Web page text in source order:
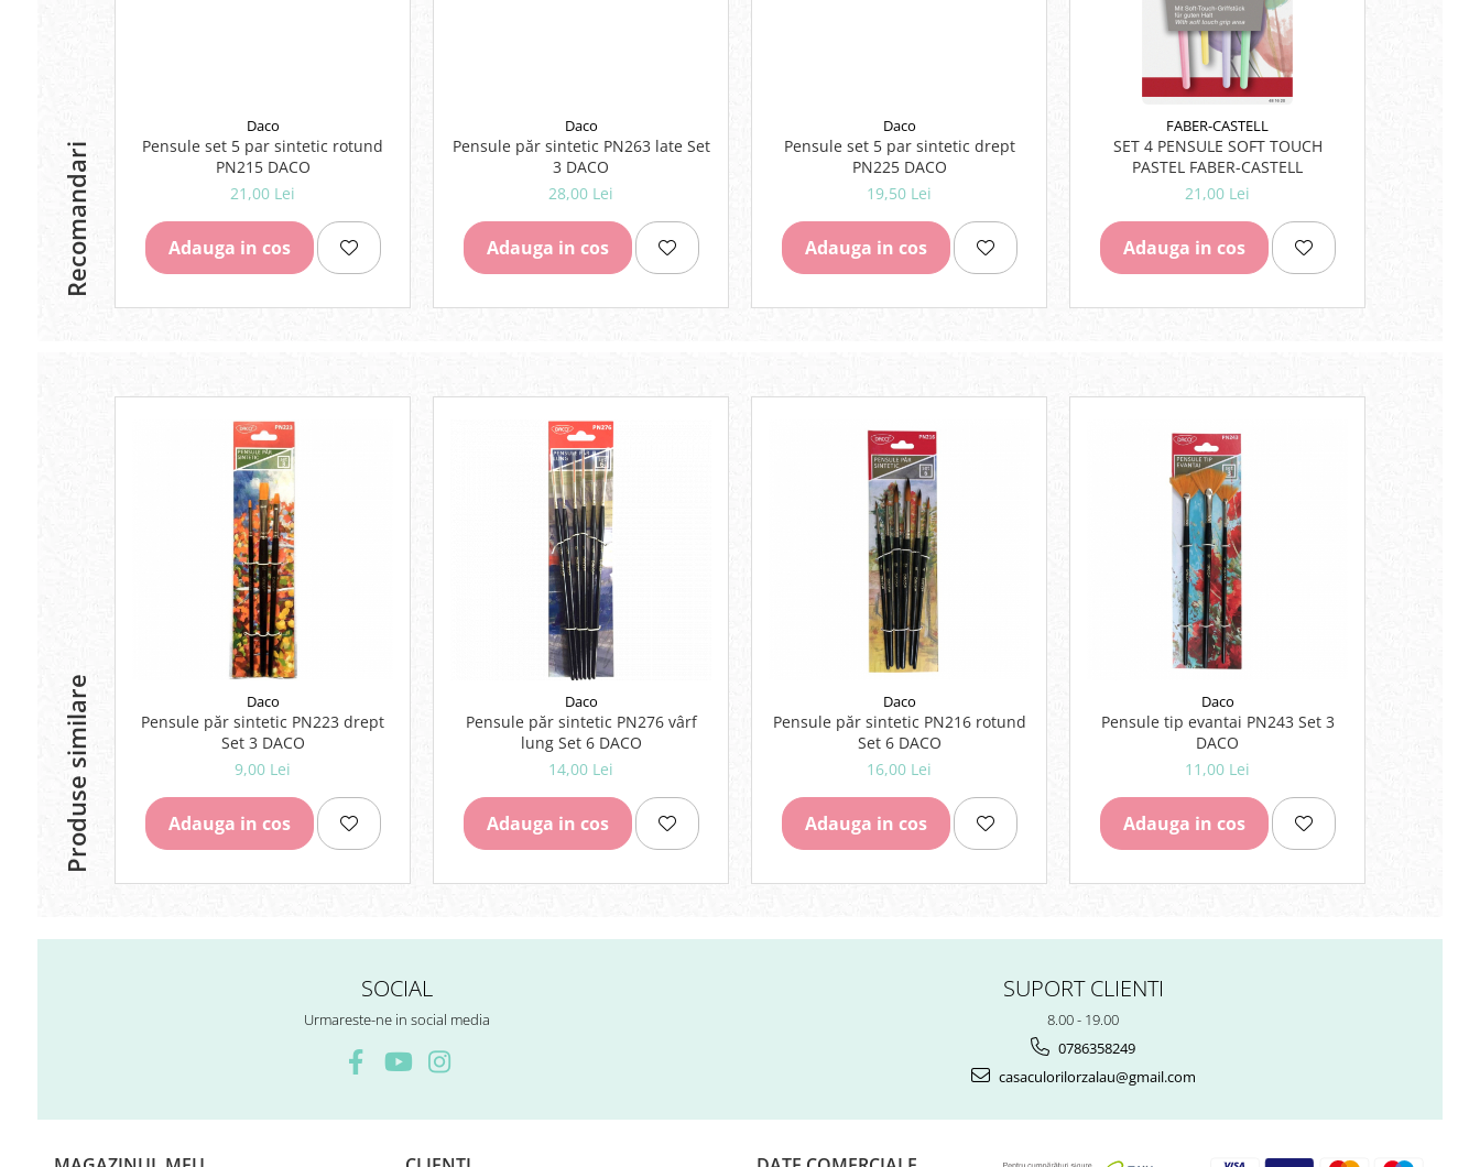
Recomandari
Daco
Pensule set 5 par sintetic rotund
PN215 DACO
21,00 Lei
Adauga in cos
Daco
Pensule păr sintetic PN263 late Set
3 DACO
28,00 Lei
Adauga in cos
Daco
Pensule set 5 par sintetic drept
PN225 DACO
19,50 Lei
Adauga in cos
FABER-CASTELL
SET 4 PENSULE SOFT TOUCH
PASTEL FABER-CASTELL
21,00 Lei
Adauga in cos
Produse similare Daco
Pensule păr sintetic PN223 drept
Set 3 DACO
9,00 Lei
Adauga in cos
Daco
Pensule păr sintetic PN276 vârf
lung Set 6 DACO
14,00 Lei
Adauga in cos
Daco
Pensule păr sintetic PN216 rotund
Set 6 DACO
16,00 Lei
Adauga in cos
Daco
Pensule tip evantai PN243 Set 3
DACO
11,00 Lei
Adauga in cos
SOCIAL
Urmareste-ne in social media
SUPORT CLIENTI
8.00 - 19.00
0786358249
casaculorilorzalau@gmail.com